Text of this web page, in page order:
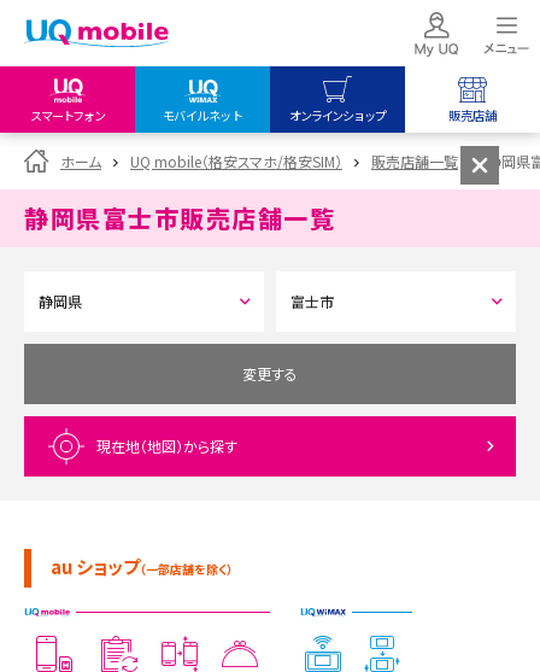
スマートフォン モバイルネット オンラインショップ 販売店舗
my UQ WiMAX
UQ WiMAX ご契約の方
My UQ mobile
データチャージサイト
UQ mobile
オンラインショップ
UQ WiMAX
UQ mobile
販売店舗
UQ WiMAX
ホーム UQ mobile（格安スマホ/格安SIM） 販売店舗一覧 静岡県
静岡県富士市販売店舗一覧
変更する
現在地（地図）から探す
au ショップ（一部店舗を除く）